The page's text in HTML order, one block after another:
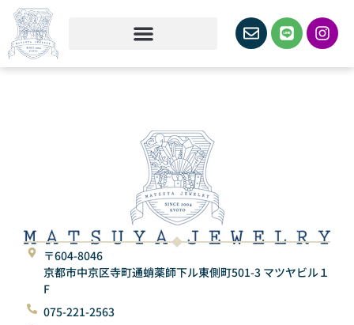
〒604-8046
京都市中京区寺町通蛸薬師下ル東側町501-3 マツヤビル１
F
075-221-2563